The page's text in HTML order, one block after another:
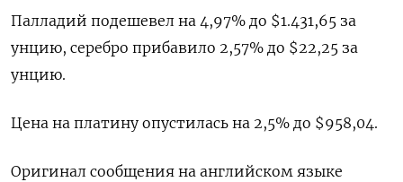
Палладий подешевел на 4,97% до $1.431,65 за
унцию, серебро прибавило 2,57% до $22,25 за
унцию.
Цена на платину опустилась на 2,5% до $958,04.
Оригинал сообщения на английском языке